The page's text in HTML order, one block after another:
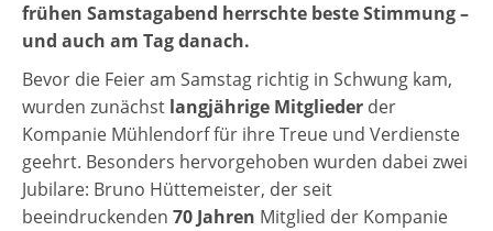
frühen Samstagabend herrschte beste Stimmung –
und auch am Tag danach.
Bevor die Feier am Samstag richtig in Schwung kam,
wurden zunächst langjährige Mitglieder der
Kompanie Mühlendorf für ihre Treue und Verdienste
geehrt. Besonders hervorgehoben wurden dabei zwei
Jubilare: Bruno Hüttemeister, der seit
beeindruckenden 70 Jahren Mitglied der Kompanie